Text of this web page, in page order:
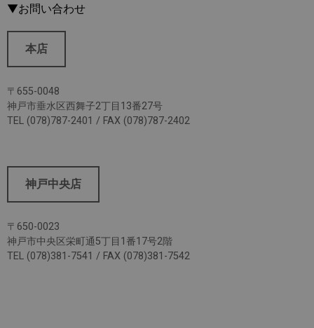
▼お問い合わせ
本店
〒655-0048
神戸市垂水区西舞子2丁目13番27号
TEL (078)787-2401 / FAX (078)787-2402
神戸中央店
〒650-0023
神戸市中央区栄町通5丁目1番17号2階
TEL (078)381-7541 / FAX (078)381-7542